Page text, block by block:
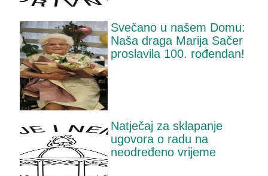
Svečano u našem Domu:
Naša draga Marija Sačer
proslavila 100. rođendan!
Natječaj za sklapanje
ugovora o radu na
neodređeno vrijeme